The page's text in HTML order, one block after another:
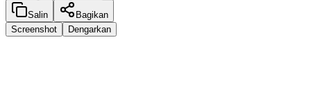
Salin
Bagikan
Screenshot
Dengarkan